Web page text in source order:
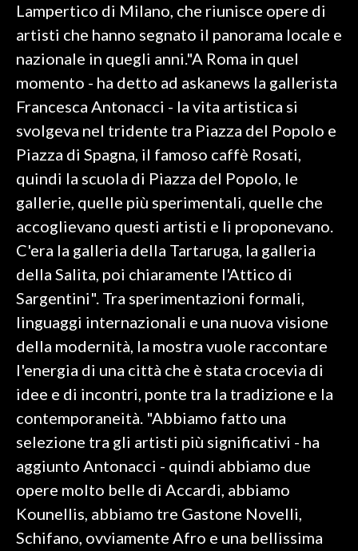
CULTURA
GOSSIP
SALUTE
SARDEGNA TURISMO
SARDI NEL MONDO
NOTIZIE
EVENTI
3 MINUTI CON
INSULARITÀ
INFO AZIENDE
NECROLOGI
PUBBLICITÀ
Lampertico di Milano, che riunisce opere di
artisti che hanno segnato il panorama locale e
nazionale in quegli anni."A Roma in quel
momento - ha detto ad askanews la gallerista
Francesca Antonacci - la vita artistica si
svolgeva nel tridente tra Piazza del Popolo e
Piazza di Spagna, il famoso caffè Rosati,
quindi la scuola di Piazza del Popolo, le
gallerie, quelle più sperimentali, quelle che
accoglievano questi artisti e li proponevano.
C'era la galleria della Tartaruga, la galleria
della Salita, poi chiaramente l'Attico di
Sargentini". Tra sperimentazioni formali,
linguaggi internazionali e una nuova visione
della modernità, la mostra vuole raccontare
l'energia di una città che è stata crocevia di
idee e di incontri, ponte tra la tradizione e la
contemporaneità. "Abbiamo fatto una
selezione tra gli artisti più significativi - ha
aggiunto Antonacci - quindi abbiamo due
opere molto belle di Accardi, abbiamo
Kounellis, abbiamo tre Gastone Novelli,
Schifano, ovviamente Afro e una bellissima